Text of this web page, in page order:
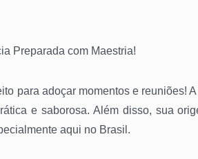
Preparada com Maestria!
para adoçar momentos e reuniões!
e saborosa. Além disso, sua
aqui no Brasil.